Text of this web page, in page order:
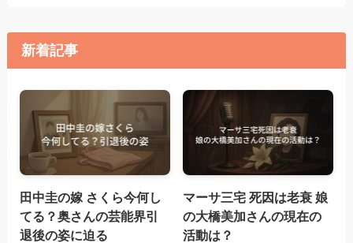
新着記事
田中圭の嫁 さくら今何し
てる？奥さんの芸能界引
退後の姿に迫る
マーサ三宅 死因は老衰 娘
の大橋美加さんの現在の
活動は？